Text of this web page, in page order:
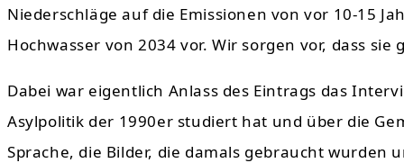
Niederschläge auf die Emissionen von vor 10-15
Hochwasser von 2034 vor. Wir sorgen vor, dass sie
Dabei war eigentlich Anlass des Eintrags das
Asylpolitik der 1990er studiert hat und über die
Sprache, die Bilder, die damals gebraucht wurden